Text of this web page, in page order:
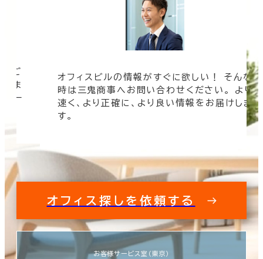
ご
ま
ペー
オフィスビルの情報がすぐに欲しい！ そんな
時は三鬼商事へお問い合わせください。 より
速く、より正確に、より良い情報をお届けしま
す。
オフィス探しを依頼する
お客様サービス室（東京）